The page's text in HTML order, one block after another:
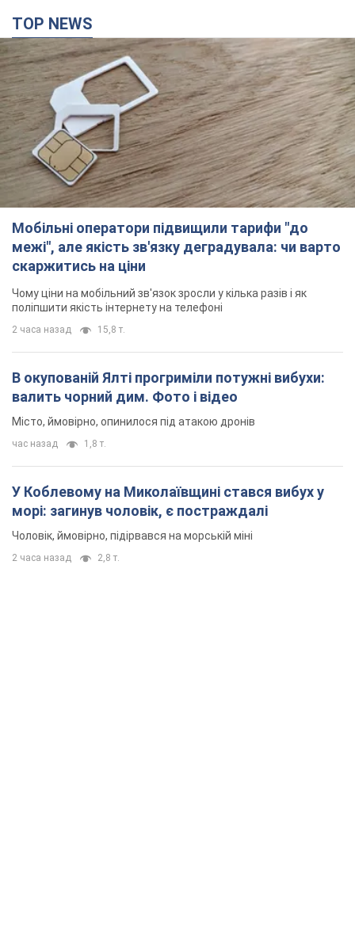
TOP NEWS
Мобільні оператори підвищили тарифи "до
межі", але якість зв'язку деградувала: чи варто
скаржитись на ціни
Чому ціни на мобільний зв'язок зросли у кілька разів і як
поліпшити якість інтернету на телефоні
2 часа назад 15,8 т.
В окупованій Ялті прогриміли потужні вибухи:
валить чорний дим. Фото і відео
Місто, ймовірно, опинилося під атакою дронів
час назад 1,8 т.
У Коблевому на Миколаївщині стався вибух у
морі: загинув чоловік, є постраждалі
Чоловік, ймовірно, підірвався на морській міні
2 часа назад 2,8 т.